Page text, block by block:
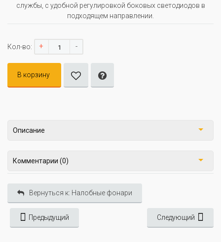
службы, с удобной регулировкой боковых светодиодов в
подходящем направлении.
Кол-во: + -
В корзину
Описание
Комментарии (0)
Вернуться к: Налобные фонари
Предыдущий Следующий